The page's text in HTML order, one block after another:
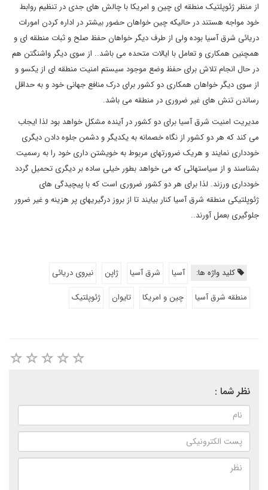
از منظر ژئوپلتیک منطقه ای چین و امریکا با چالش های جدی در تنظیم روابط
خود مواجه هستند در حالیکه چین خواهان حضور بیشتر در اداره کردن امورات
دریائی شرق آسیا بوده ولی از طرف دیگر خواهان حفظ صلح و ثبات منطقه ای و
همچنین همکاری و تعامل با ایالات متحده می باشد.. از سوی دیگر واشنگتن هم
در حال انجام تلاش برای حفظ وضع موجود سیستم امنیت منطقه ای از یکسو و
از سوی دیگر خواهان همکاری دو کشور برای درک منافع جهانی خود و به حداقل
رساندن تنش های غیر ضروری در منطقه می باشد.
مدیریت امنیت شرق آسیا برای دو کشور در آینده مشکل خواهد بود لذا ایجاب
می کند که هر دو کشور از نگاه خصمانه به یکدیگر و دشمن جلوه دادن دیگری
خودداری نمایند و هریک ضرورتهای مربوط به خویشتن داری خود را به رسمیت
بشناسند و از سیاستهائی که می خواهد بطور خیلی ساده بر دیگری تحمیل گردد
خودداری ورزند. لذا برای هر دو کشور ضروری است که با پیچیدگی های
ژئوپلتیکی منطقه شرق آسیا کنار بیایند تا از بروز درگیریهای پر هزینه و غیر ضرور
جلوگیری بعمل آورند..
کلید واژه ها: آسیا شرق آسیا ژاپن
نیروی دریائی
منطقه شرق آسیا
چین و امریکا تایوان ژئوپلتیک
نظر شما :